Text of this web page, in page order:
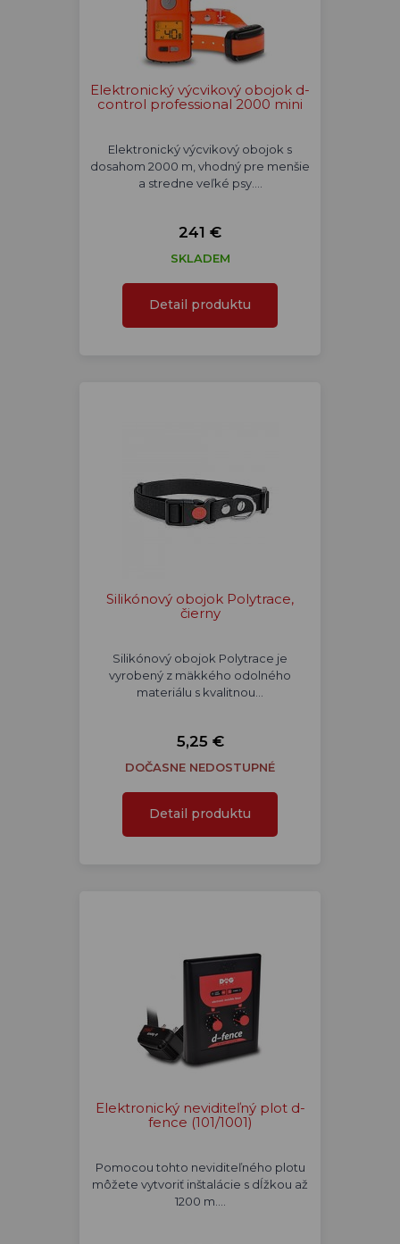
Elektronický výcvikový obojok d-
control professional 2000 mini
Elektronický výcvikový obojok s
dosahom 2000 m, vhodný pre menšie
a stredne veľké psy.…
241 €
SKLADEM
Detail produktu
Silikónový obojok Polytrace,
čierny
Silikónový obojok Polytrace je
vyrobený z mäkkého odolného
materiálu s kvalitnou…
5,25 €
DOČASNE NEDOSTUPNÉ
Detail produktu
Elektronický neviditeľný plot d-
fence (101/1001)
Pomocou tohto neviditeľného plotu
môžete vytvoriť inštalácie s dĺžkou až
1200 m.…